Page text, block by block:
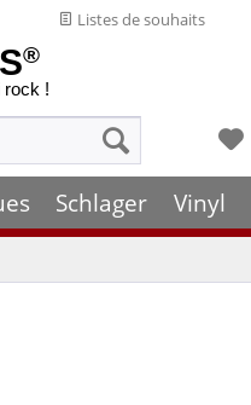
Listes de souhaits
®
rock !
Schlager Vinyl